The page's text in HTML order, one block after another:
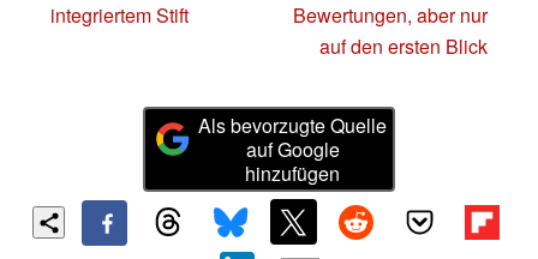
integriertem Stift
Bewertungen, aber nur
auf den ersten Blick
Als bevorzugte Quelle
auf Google
hinzufügen